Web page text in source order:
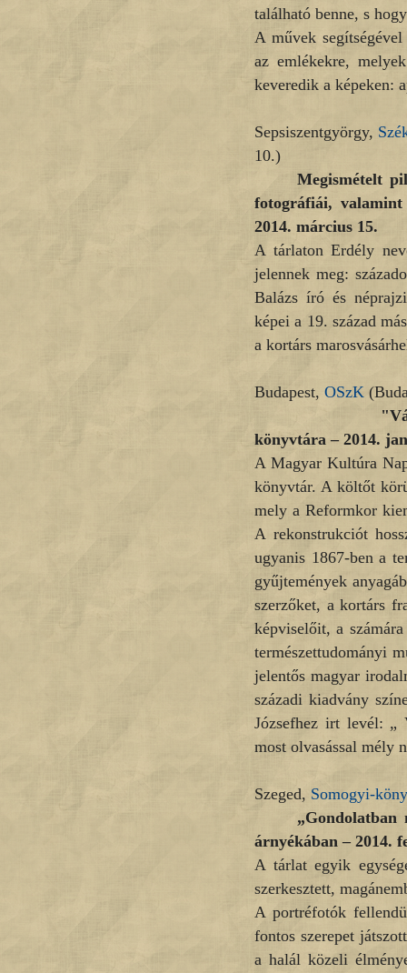
található benne, s
A művek
az emlékekre,
keveredik a képeken:
Sepsiszentgyörgy,
10.)
Megismételt
fotográfiái,
2014. március 15.
A tárlaton Erdély
jelennek meg:
Balázs író és
képei a 19. század
a kortárs
Budapest, OSzK
"Vágyva
könyvtára – 2014.
A Magyar Kultúra
könyvtár. A költőt
mely a Reformkor
A rekonstrukciót
ugyanis 1867-ben a
gyűjtemények
szerzőket, a kortárs
képviselőit, a
természettudományi
jelentős magyar
századi kiadvány
Józsefhez irt levél: „
most olvasással mély
Szeged, Somogyi-
„Gondolatban
árnyékában – 2014.
A tárlat egyik
szerkesztett,
A portréfotók
fontos szerepet
a halál közeli